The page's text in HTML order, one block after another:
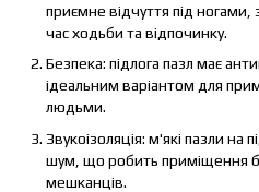
приємне відчуття під
час ходьби та відпочинку.
Безпека: підлога пазл має
ідеальним варіантом для
людьми.
Звукоізоляція: м'які пазли на
шум, що робить приміщення
мешканців.